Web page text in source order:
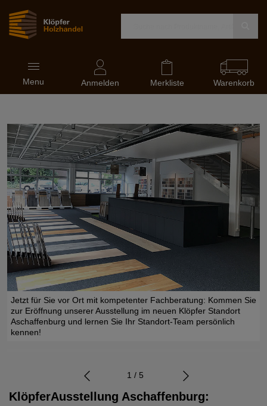
Navigation
ein-
und
Menu Anmelden Merkliste Warenkorb
Jetzt für Sie vor Ort mit kompetenter Fachberatung: Kommen Sie
zur Eröffnung unserer Ausstellung im neuen Klöpfer Standort
Aschaffenburg und lernen Sie Ihr Standort-Team persönlich
kennen!
1 / 5
KlöpferAusstellung Aschaffenburg: